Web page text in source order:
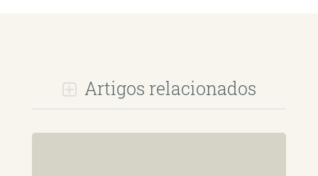
Artigos relacionados